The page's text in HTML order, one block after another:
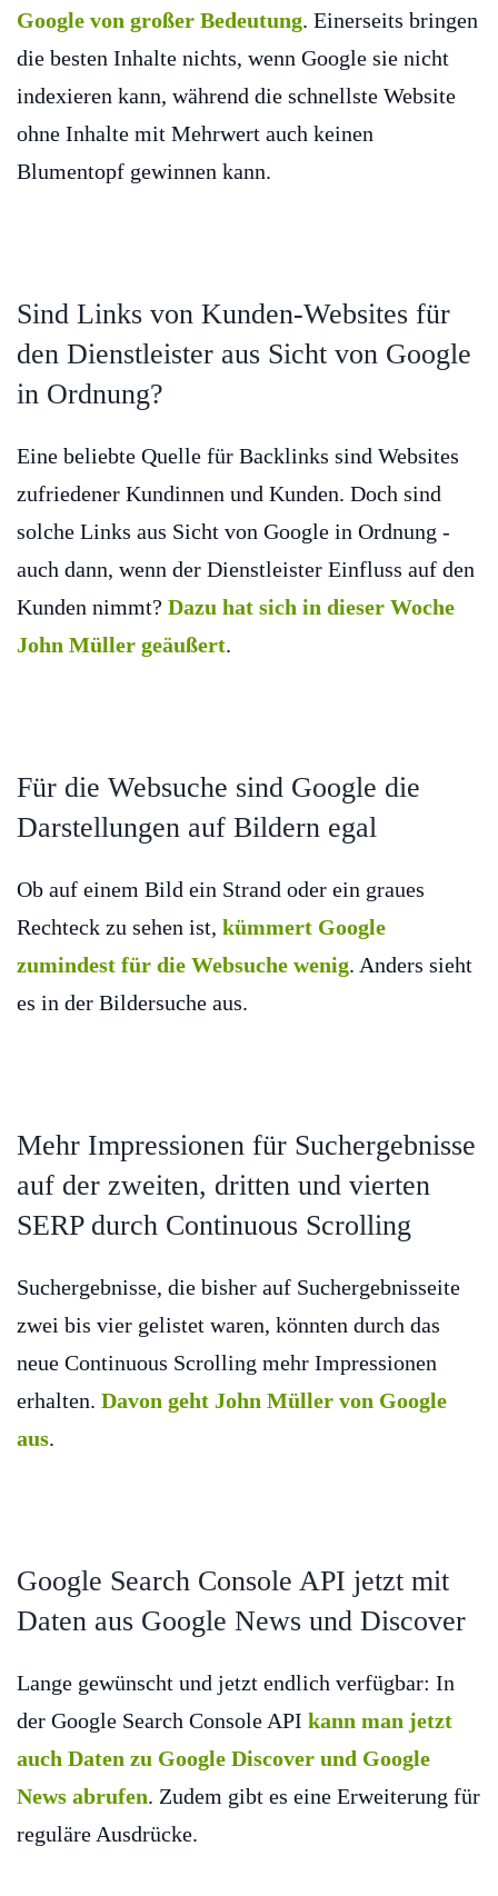
Google von großer Bedeutung. Einerseits bringen
die besten Inhalte nichts, wenn Google sie nicht
indexieren kann, während die schnellste Website
ohne Inhalte mit Mehrwert auch keinen
Blumentopf gewinnen kann.
Sind Links von Kunden-Websites für
den Dienstleister aus Sicht von Google
in Ordnung?
Eine beliebte Quelle für Backlinks sind Websites
zufriedener Kundinnen und Kunden. Doch sind
solche Links aus Sicht von Google in Ordnung -
auch dann, wenn der Dienstleister Einfluss auf den
Kunden nimmt? Dazu hat sich in dieser Woche
John Müller geäußert.
Für die Websuche sind Google die
Darstellungen auf Bildern egal
Ob auf einem Bild ein Strand oder ein graues
Rechteck zu sehen ist, kümmert Google
zumindest für die Websuche wenig. Anders sieht
es in der Bildersuche aus.
Mehr Impressionen für Suchergebnisse
auf der zweiten, dritten und vierten
SERP durch Continuous Scrolling
Suchergebnisse, die bisher auf Suchergebnisseite
zwei bis vier gelistet waren, könnten durch das
neue Continuous Scrolling mehr Impressionen
erhalten. Davon geht John Müller von Google
aus.
Google Search Console API jetzt mit
Daten aus Google News und Discover
Lange gewünscht und jetzt endlich verfügbar: In
der Google Search Console API kann man jetzt
auch Daten zu Google Discover und Google
News abrufen. Zudem gibt es eine Erweiterung für
reguläre Ausdrücke.